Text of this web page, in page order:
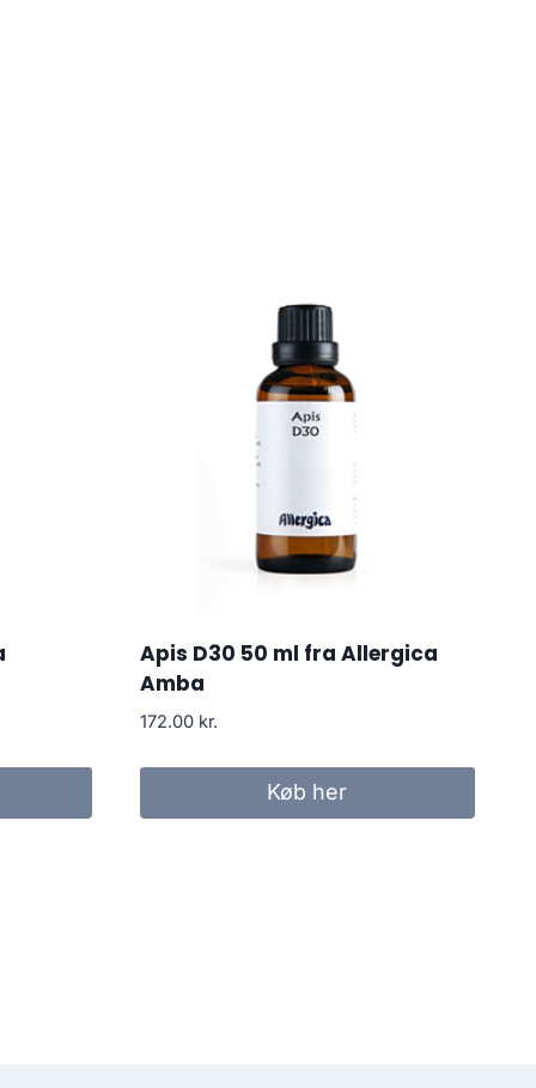
Apis D30 50 ml fra Allergica
Amba
172.00 kr.
Køb her